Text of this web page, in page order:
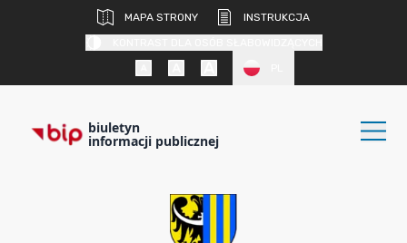
MAPA STRONY
INSTRUKCJA
biuletyn
informacji publicznej